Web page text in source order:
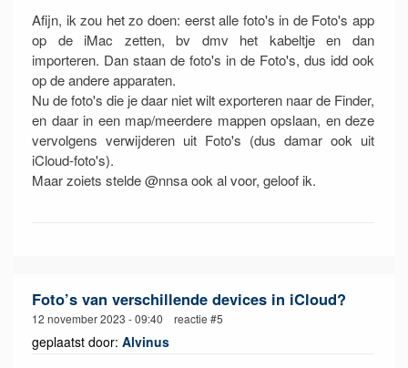
Afijn, ik zou het zo doen: eerst alle foto's in de Foto's app
op de iMac zetten, bv dmv het kabeltje en dan
importeren. Dan staan de foto's in de Foto's, dus idd ook
op de andere apparaten.
Nu de foto's die je daar niet wilt exporteren naar de Finder,
en daar in een map/meerdere mappen opslaan, en deze
vervolgens verwijderen uit Foto's (dus damar ook uit
iCloud-foto's).
Maar zoiets stelde @nnsa ook al voor, geloof ik.
Foto’s van verschillende devices in iCloud?
12 november 2023 - 09:40 reactie #5
geplaatst door: Alvinus